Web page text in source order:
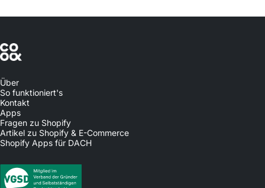
commerce & code
Über
So funktioniert's
Kontakt
Apps
Fragen zu Shopify
Artikel zu Shopify & E-Commerce
Shopify Apps für DACH